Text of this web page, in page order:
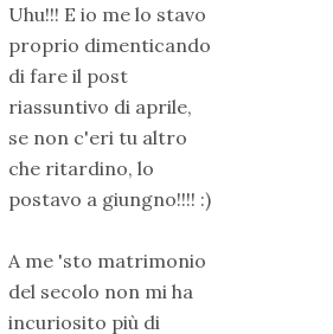
Uhu!!! E io me lo stavo
proprio dimenticando
di fare il post
riassuntivo di aprile,
se non c'eri tu altro
che ritardino, lo
postavo a giungno!!!! :)
A me 'sto matrimonio
del secolo non mi ha
incuriosito più di